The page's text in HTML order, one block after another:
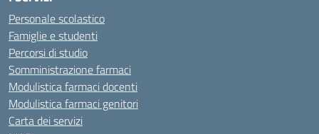
Personale scolastico
Famiglie e studenti
Percorsi di studio
Somministrazione farmaci
Modulistica farmaci docenti
Modulistica farmaci genitori
Carta dei servizi